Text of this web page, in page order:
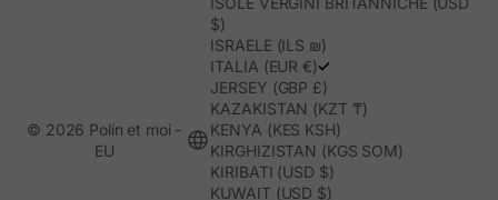
$)
ISRAELE (ILS ₪)
ITALIA (EUR €)
JERSEY (GBP £)
KAZAKISTAN (KZT ₸)
KENYA (KES KSH)
KIRGHIZISTAN (KGS SOM)
KIRIBATI (USD $)
KUWAIT (USD $)
© 2026 Polín et moi -
EU